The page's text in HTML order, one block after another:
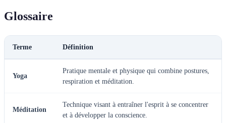
Glossaire
Terme Définition
Yoga
Pratique mentale et physique qui combine postures,
respiration et méditation.
Méditation
Technique visant à entraîner l'esprit à se concentrer
et à développer la conscience.